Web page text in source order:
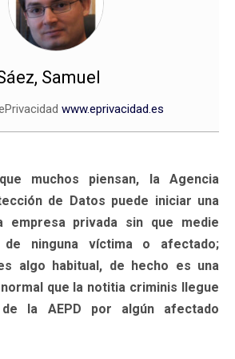
Samuel
www.eprivacidad.es
muchos piensan, la Agencia
de Datos puede iniciar una
empresa privada sin que medie
de ninguna víctima o afectado;
algo habitual, de hecho es una
que la notitia criminis llegue
la AEPD por algún afectado